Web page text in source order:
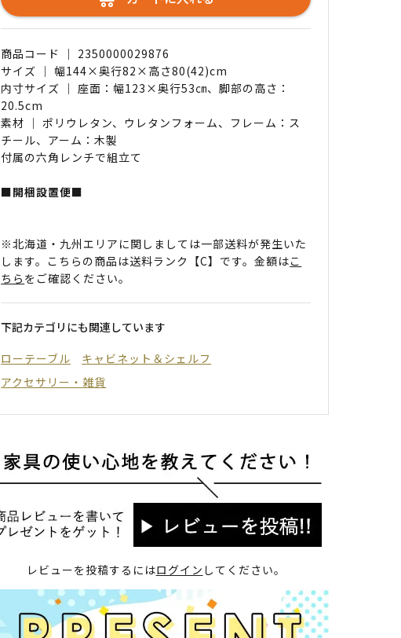
商品コード ｜ 2350000029876
サイズ ｜ 幅144×奥行82×高さ80(42)cm
内寸サイズ ｜ 座面：幅123×奥行53㎝、脚部の高さ：
20.5cm
素材 ｜ ポリウレタン、ウレタンフォーム、フレーム：ス
チール、アーム：木製
付属の六角レンチで組立て
■開梱設置便■
※北海道・九州エリアに関しましては一部送料が発生いた
します。こちらの商品は送料ランク【C】です。金額はこ
ちら をご確認ください。
下記カテゴリにも関連しています
ローテーブル
キャビネット＆シェルフ
アクセサリー・雑貨
レビューを投稿するにはログイン してください。